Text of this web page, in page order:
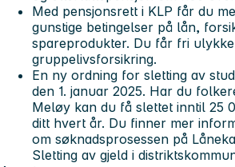
Med pensjonsrett i KLP får du
gunstige betingelser på lån,
spareprodukter. Du får fri
gruppelivsforsikring.
En ny ordning for sletting av
den 1. januar 2025. Har du
Meløy kan du få slettet inntil 25
ditt hvert år. Du finner mer
om søknadsprosessen på
Sletting av gjeld i